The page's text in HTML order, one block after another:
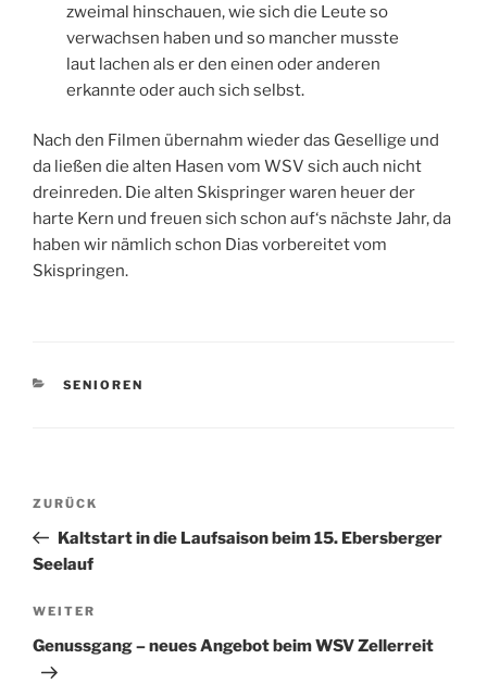
zweimal hinschauen, wie sich die Leute so
verwachsen haben und so mancher musste
laut lachen als er den einen oder anderen
erkannte oder auch sich selbst.
Nach den Filmen übernahm wieder das Gesellige und
da ließen die alten Hasen vom WSV sich auch nicht
dreinreden. Die alten Skispringer waren heuer der
harte Kern und freuen sich schon auf‘s nächste Jahr, da
haben wir nämlich schon Dias vorbereitet vom
Skispringen.
KATEGORIEN
SENIOREN
Beitragsnavigation
Vorheriger
Beitrag
ZURÜCK
Kaltstart in die Laufsaison beim 15. Ebersberger
Seelauf
Nächster
Beitrag
WEITER
Genussgang – neues Angebot beim WSV Zellerreit